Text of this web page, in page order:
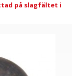
på slagfältet i